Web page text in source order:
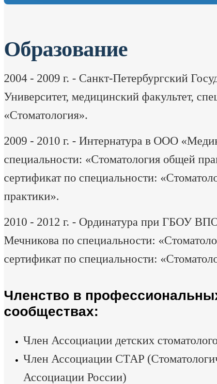
Образование
2004 - 2009 г. - Санкт-Петербургский
Университет, медицинский факультет,
«Стоматология».
2009 - 2010 г. - Интернатура в ООО
специальности: «Стоматология общей
сертификат по специальности:
практики».
2010 - 2012 г. - Ординатура при ГБОУ
Мечникова по специальности:
сертификат по специальности:
Членство в
сообществах:
Член Ассоциации детских
Член Ассоциации СТАР
Ассоциации России)